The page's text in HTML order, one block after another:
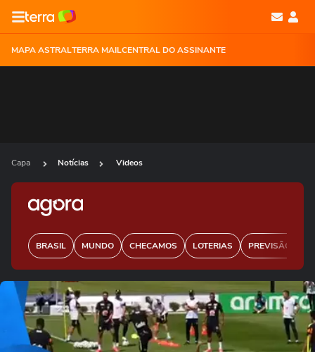
MAPA ASTRALTERRA MAILCENTRAL DO ASSINANTE
Capa Notícias Videos
BRASIL MUNDO CHECAMOS LOTERIAS PREVISÃO DO
Ops!
Não foi possível reproduzir o vídeo